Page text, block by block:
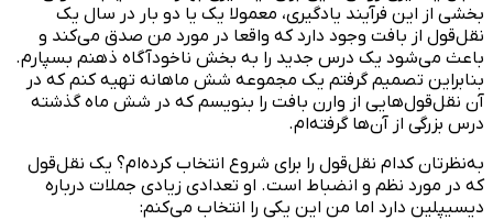
بخشی از این فرآیند یادگیری، معمولا یک یا دو بار در سال یک
نقل‌قول از بافت وجود دارد که واقعا در مورد من صدق می‌کند و
باعث می‌شود یک درس جدید را به بخش ناخودآگاه ذهنم بسپارم.
بنابراین تصمیم گرفتم یک مجموعه شش ماهانه تهیه کنم که در
آن نقل‌قول‌هایی از وارن بافت را بنویسم که در شش ماه گذشته
درس بزرگی از آن‌ها گرفته‌ام.
به‌نظرتان کدام نقل‌قول را برای شروع انتخاب کرده‌ام؟ یک نقل‌قول
که در مورد نظم و انضباط است. او تعدادی زیادی جملات درباره
دیسیپلین دارد اما من این یکی را انتخاب می‌کنم: